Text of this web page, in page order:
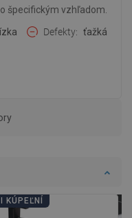
špecifickým vzhľadom.
Defekty ťažká
KÚPEĽNÍ